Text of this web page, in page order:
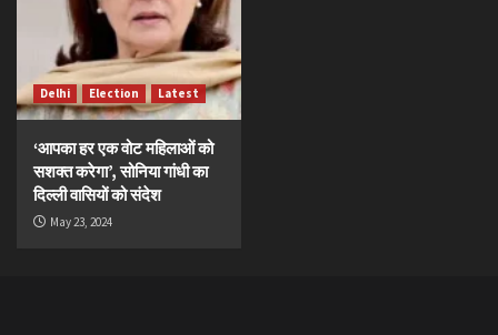
Delhi Election Latest
‘आपका हर एक वोट महिलाओं को
सशक्त करेगा’, सोनिया गांधी का
दिल्ली वासियों को संदेश
May 23, 2024